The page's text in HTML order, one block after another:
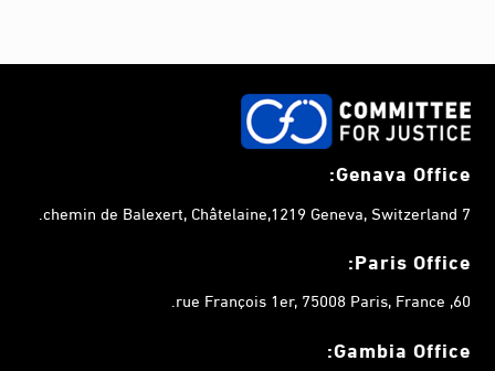
Genava Office:
7 chemin de Balexert, Châtelaine,1219 Geneva, Switzerland.
Paris Office:
60, rue François 1er, 75008 Paris, France.
Gambia Office: